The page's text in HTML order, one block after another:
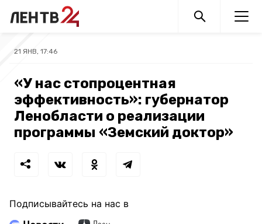
21 ЯНВ, 17:46
«У нас стопроцентная
эффективность»: губернатор
Ленобласти о реализации
программы «Земский доктор»
Подписывайтесь на нас в